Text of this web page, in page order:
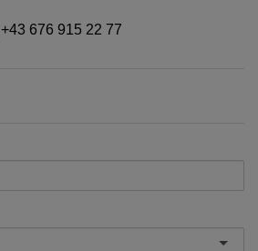
+43 676 915 22 77